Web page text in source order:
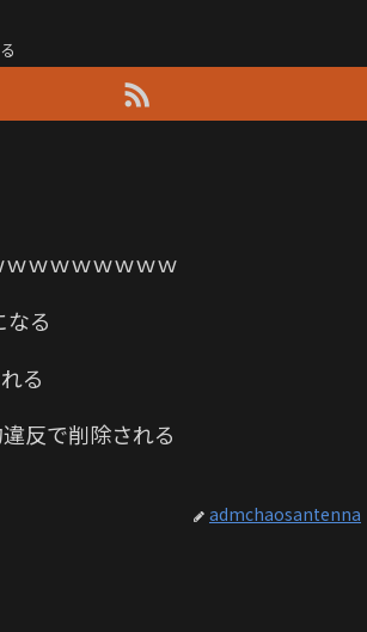
ｗｗｗｗｗｗｗ
なる
る
反で削除される
admchaosantenna